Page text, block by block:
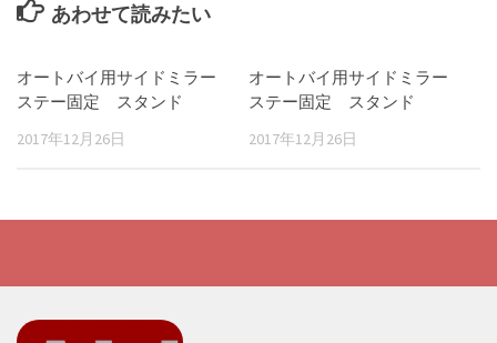
あわせて読みたい
オートバイ用サイドミラー
ステー固定 スタンド
2017年12月26日
オートバイ用サイドミラー
ステー固定 スタンド
2017年12月26日